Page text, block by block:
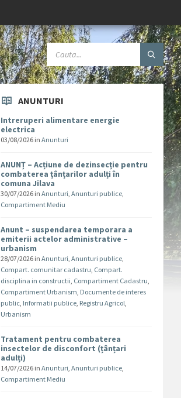
ANUNTURI
Intreruperi alimentare energie
electrica
03/08/2026 inAnunturi
ANUNȚ – Acțiune de dezinsecție pentru
combaterea țânțarilor adulți în
comuna Jilava
30/07/2026 inAnunturi,Anunturi publice,
Compartiment Mediu
Anunt – suspendarea temporara a
emiterii actelor administrative –
urbanism
28/07/2026 inAnunturi,Anunturi publice,
Compart. comunitar cadastru, Compart.
disciplina in constructii, Compartiment Cadastru,
Compartiment Urbanism, Documente de interes
public, Informatii publice, Registru Agricol,
Urbanism
Tratament pentru combaterea
insectelor de disconfort (țânțari
adulți)
14/07/2026 inAnunturi,Anunturi publice,
Compartiment Mediu